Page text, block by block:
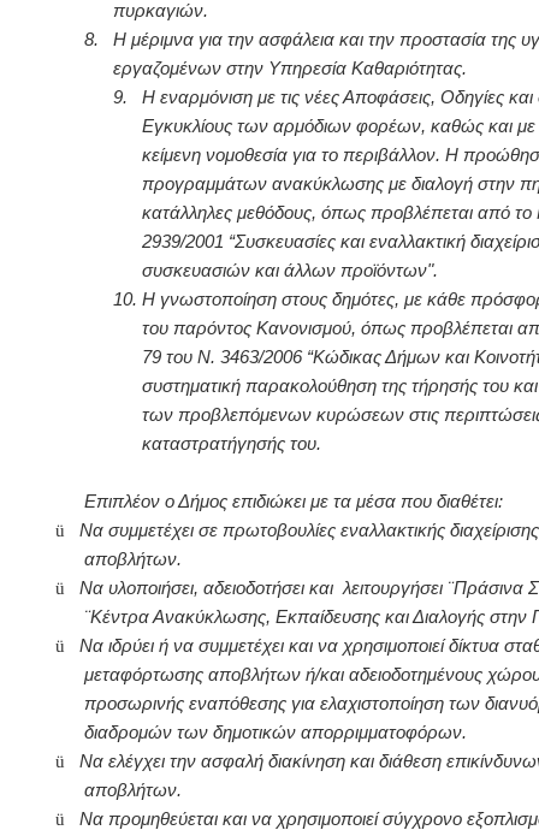
πυρκαγιών.
8.
Η μέριμνα για την ασφάλεια και την προστασία της
εργαζομένων στην Υπηρεσία Καθαριότητας.
9.
Η εναρμόνιση με τις νέες Αποφάσεις, Οδηγίες και
Εγκυκλίους των αρμόδιων φορέων, καθώς και με
κείμενη νομοθεσία για το περιβάλλον. Η
προγραμμάτων ανακύκλωσης με διαλογή στην
κατάλληλες μεθόδους, όπως προβλέπεται από το
2939/2001 “Συσκευασίες και εναλλακτική
συσκευασιών και άλλων προϊόντων".
10. Η γνωστοποίηση στους δημότες, με κάθε
του παρόντος Κανονισμού, όπως προβλέπεται
79 του Ν. 3463/2006 “Κώδικας Δήμων και
συστηματική παρακολούθηση της τήρησής του
των προβλεπόμενων κυρώσεων στις
καταστρατήγησής του.
Επιπλέον ο Δήμος επιδιώκει με τα μέσα που διαθέτει:
ü
Να συμμετέχει σε πρωτοβουλίες εναλλακτικής
αποβλήτων.
ü
Να υλοποιήσει, αδειοδοτήσει και λειτουργήσει ¨Πράσινα
¨Κέντρα Ανακύκλωσης, Εκπαίδευσης και Διαλογής στην
ü
Να ιδρύει ή να συμμετέχει και να χρησιμοποιεί δίκτυα
μεταφόρτωσης αποβλήτων ή/και αδειοδοτημένους
προσωρινής εναπόθεσης για ελαχιστοποίηση των
διαδρομών των δημοτικών απορριμματοφόρων.
ü
Να ελέγχει την ασφαλή διακίνηση και διάθεση
αποβλήτων.
ü
Να προμηθεύεται και να χρησιμοποιεί σύγχρονο